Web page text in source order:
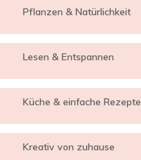
Pflanzen & Natürlichkeit
Lesen & Entspannen
Küche & einfache Rezepte
Kreativ von zuhause